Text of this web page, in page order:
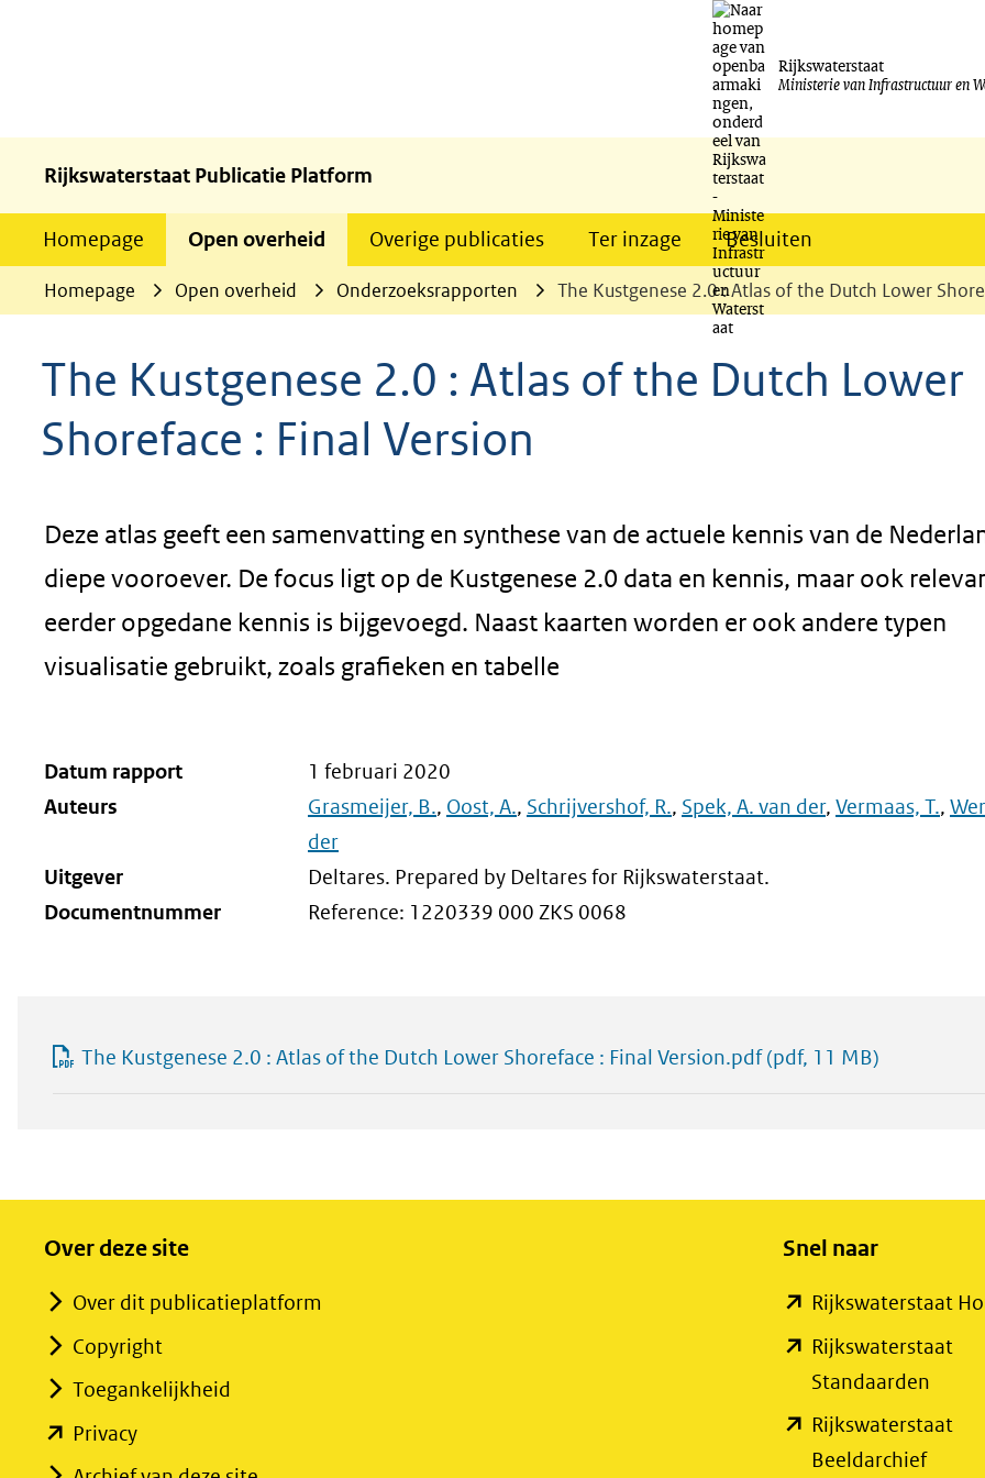
Ga
naar
inhoud
Rijkswaterstaat
Ministerie van Infrastructuur en
Rijkswaterstaat Publicatie Platform
Homepage Open overheid Overige publicaties Ter inzage Besluiten
Homepage Open overheid Onderzoeksrapporten The Kustgenese 2.0 : Atlas of the Dutch Lower
The Kustgenese 2.0 : Atlas of the Dutch Lower
Shoreface : Final Version
Deze atlas geeft een samenvatting en synthese van de actuele kennis van de
diepe vooroever. De focus ligt op de Kustgenese 2.0 data en kennis, maar ook
eerder opgedane kennis is bijgevoegd. Naast kaarten worden er ook andere typen
visualisatie gebruikt, zoals grafieken en tabelle
Datum rapport
1 februari 2020
Auteurs
Grasmeijer, B., Oost, A., Schrijvershof, R., Spek, A. van der, Vermaas, T.,
der
Uitgever
Deltares. Prepared by Deltares for Rijkswaterstaat.
Documentnummer
Reference: 1220339 000 ZKS 0068
The Kustgenese 2.0 : Atlas of the Dutch Lower Shoreface : Final Version.pdf(pdf, 11 MB)
Over deze site
Over dit publicatieplatform
Copyright
Toegankelijkheid
Privacy(opent
in
Snel naar
Rijkswaterstaat
Rijkswaterstaat
Standaarden
in
Rijkswaterstaat
Beeldarchief(opent